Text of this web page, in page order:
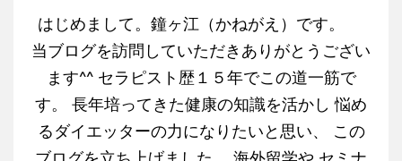
はじめまして。鐘ヶ江（かねがえ）です。
当ブログを訪問していただきありがとうござい
ます^^ セラピスト歴１５年でこの道一筋で
す。 長年培ってきた健康の知識を活かし 悩め
るダイエッターの力になりたいと思い、 この